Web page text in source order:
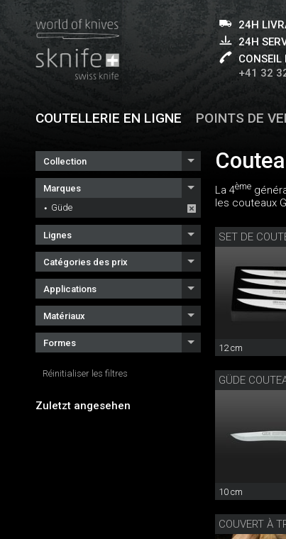
24H
24H
CONSEIL
+41 32
COUTELLERIE EN LIGNE POINTS DE
Collection
Marques
Güde
Lignes
Catégories des prix
Applications
Matériaux
Formes
Réinitialiser les filtres
Zuletzt angesehen
La 4ème
les couteaux
12 cm
GÜDE
10 cm
COUVERT À